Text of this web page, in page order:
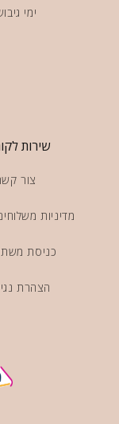
ימי
שירות
צור
מדיניות
כניסת
הצהרת